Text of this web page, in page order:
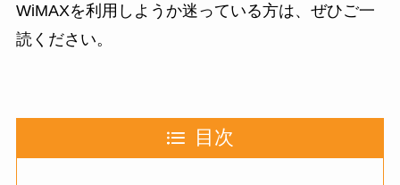
WiMAXを利用しようか迷っている方は、ぜひご一
読ください。
目次